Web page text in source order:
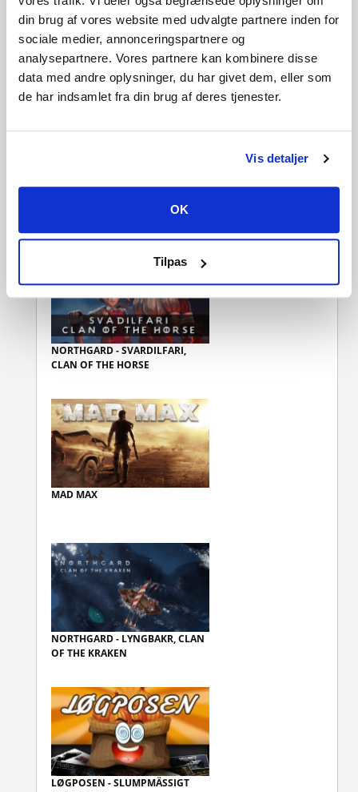
din brug af vores website med udvalgte partnere inden for
sociale medier, annonceringspartnere og
analysepartnere. Vores partnere kan kombinere disse
data med andre oplysninger, du har givet dem, eller som
de har indsamlet fra din brug af deres tjenester.
Vis detaljer
OK
Tilpas
NORTHGARD - SVÁFNIR, CLAN
OF THE SNAKE
NORTHGARD - NIDHOGG, CLAN
NORTHGARD - SVARDILFARI,
CLAN OF THE HORSE
MAD MAX
NORTHGARD - LYNGBAKR, CLAN
OF THE KRAKEN
LØGPOSEN - SLUMPMÄSSIGT